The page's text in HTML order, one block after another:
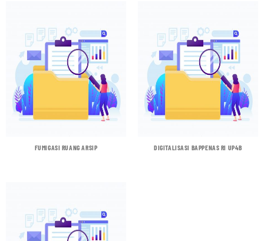
FUMIGASI RUANG ARSIP DIGITALISASI BAPPENAS RI UP4B